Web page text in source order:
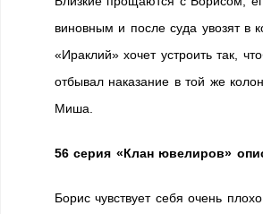
виновным и после суда увозят в
«Ираклий» хочет устроить так,
отбывал наказание в той же
Миша.
56 серия «Клан ювелиров»
Борис чувствует себя очень